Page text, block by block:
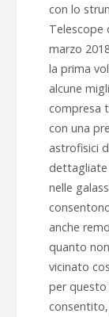
con lo
Telescope
marzo
la prima
alcune
compresa
con una
astrofisici
dettagliate
nelle
anche
quanto
vicinato
per questo